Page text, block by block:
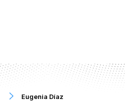
Eugenia Díaz